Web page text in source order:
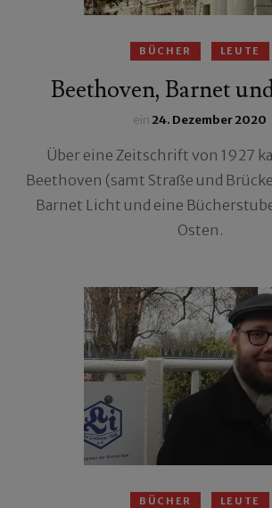
BÜCHER LEUTE
Beethoven, Barnet
ein24. Dezember 2020
Über eine Zeitschrift von 1927
Beethoven (samt Straße und
Barnet Licht und eine
Osten.
BÜCHER LEUTE